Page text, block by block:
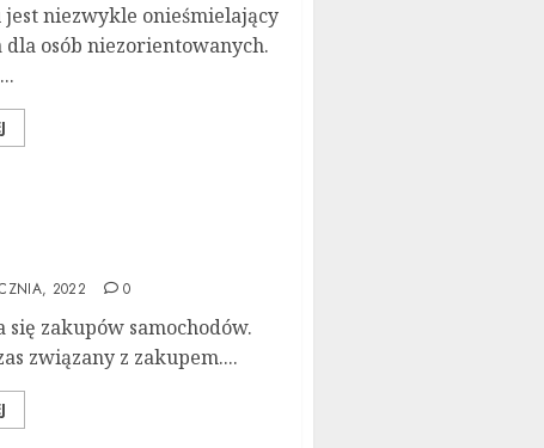
jest niezwykle onieśmielający
dla osób niezorientowanych.
2022 0
się zakupów samochodów.
związany z zakupem....